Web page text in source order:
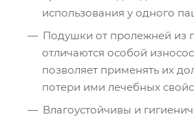
использования у одного
Подушки от пролежней из
отличаются особой
позволяет применять их
потери ими лечебных
Влагоустойчивы и